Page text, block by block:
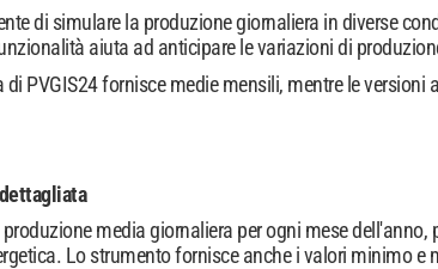
di simulare la produzione giornaliera in diverse
aiuta ad anticipare le variazioni di
di PVGIS24 fornisce medie mensili, mentre le
media giornaliera per ogni mese
Lo strumento fornisce anche i valori minimo e